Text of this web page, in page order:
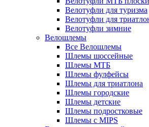
Велотуфли для туризма
Велотуфли для
Велотуфли зимние
Велошлемы
Все Велошлемы
Шлемы шоссейные
Шлемы МТБ
Шлемы фулфейсы
Шлемы для триатлона
Шлемы городские
Шлемы детские
Шлемы подростковые
Шлемы с MIPS